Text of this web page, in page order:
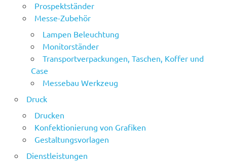
Prospektständer
Messe-Zubehör
Lampen Beleuchtung
Monitorständer
Transportverpackungen, Taschen, Koffer und
Case
Messebau Werkzeug
Druck
Drucken
Konfektionierung von Grafiken
Gestaltungsvorlagen
Dienstleistungen